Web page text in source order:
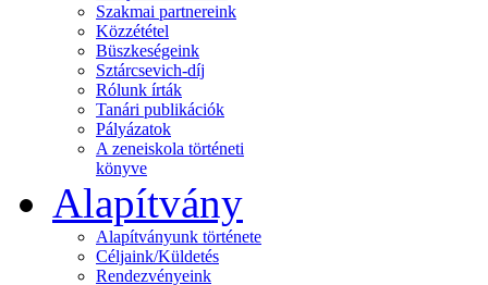
Szakmai partnereink
Közzététel
Büszkeségeink
Sztárcsevich-díj
Rólunk írták
Tanári publikációk
Pályázatok
A zeneiskola történeti
könyve
Alapítvány
Alapítványunk története
Céljaink/Küldetés
Rendezvényeink